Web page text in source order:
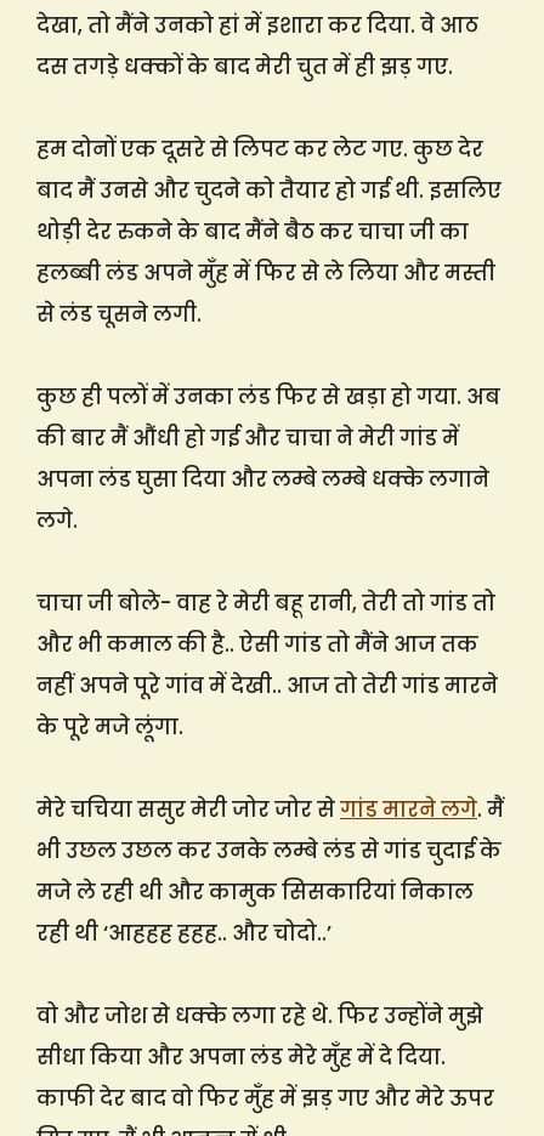
देखा, तो मैंने उनको हां में इशारा कर दिया. वे आठ
दस तगड़े धक्कों के बाद मेरी चुत में ही झड़ गए.
हम दोनों एक दूसरे से लिपट कर लेट गए. कुछ देर
बाद मैं उनसे और चुदने को तैयार हो गई थी. इसलिए
थोड़ी देर रुकने के बाद मैंने बैठ कर चाचा जी का
हलब्बी लंड अपने मुँह में फिर से ले लिया और मस्ती
से लंड चूसने लगी.
कुछ ही पलों में उनका लंड फिर से खड़ा हो गया. अब
की बार मैं औंधी हो गई और चाचा ने मेरी गांड में
अपना लंड घुसा दिया और लम्बे लम्बे धक्के लगाने
लगे.
चाचा जी बोले- वाह रे मेरी बहू रानी, तेरी तो गांड तो
और भी कमाल की है.. ऐसी गांड तो मैंने आज तक
नहीं अपने पूरे गांव में देखी.. आज तो तेरी गांड मारने
के पूरे मजे लूंगा.
मेरे चचिया ससुर मेरी जोर जोर सेगांड मारने लगे. मैं
भी उछल उछल कर उनके लम्बे लंड से गांड चुदाई के
मजे ले रही थी और कामुक सिसकारियां निकाल
रही थी ‘आहहह हहह.. और चोदो..’
वो और जोश से धक्के लगा रहे थे. फिर उन्होंने मुझे
सीधा किया और अपना लंड मेरे मुँह में दे दिया.
काफी देर बाद वो फिर मुँह में झड़ गए और मेरे ऊपर